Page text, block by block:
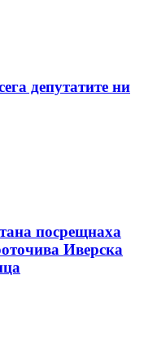
депутатите ни
посрещнаха
Иверска